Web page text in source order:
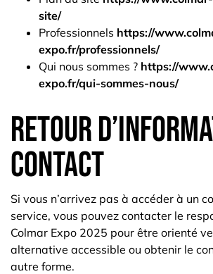
site/
Professionnels https://
expo.fr/professionnels/
Qui nous sommes ? https://
expo.fr/qui-sommes-nous/
Retour
contact
Si vous n’arrivez pas à accéder à un
service, vous pouvez contacter le
Colmar Expo 2025 pour être orienté
alternative accessible ou obtenir le
autre forme.